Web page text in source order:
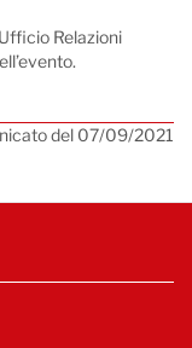
Relazioni
del 07/09/2021